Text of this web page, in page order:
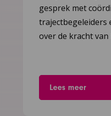
gesprek met
trajectbegeleiders
over de kracht
Lees meer